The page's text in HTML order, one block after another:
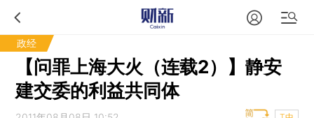
政经
【问罪上海大火（连载2）】静安
建交委的利益共同体